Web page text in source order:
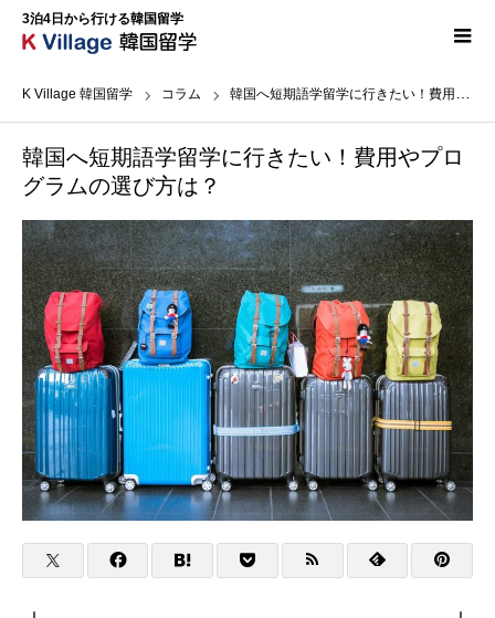
3泊4日から行ける韓国留学
K Village 韓国留学 コラム 韓国へ短期語学留学に行きたい！費用やプログラムの選び方は？
韓国へ短期語学留学に行きたい！費用やプロ
グラムの選び方は？